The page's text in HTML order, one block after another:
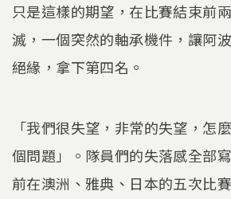
只是這樣的期望，在比賽結束前
滅，一個突然的軸承機件，讓阿
絕緣，拿下第四名。
「我們很失望，非常的失望，怎
個問題」。隊員們的失落感全部
前在澳洲、雅典、日本的五次比